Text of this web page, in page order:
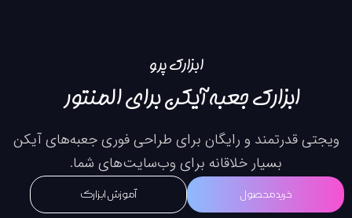
جعبه آیکن برای المنتور
و رایگان برای طراحی فوری جعبه‌های آیکن
بسیار خلاقانه برای وب‌سایت‌های شما.
خرید محصول آموزش ابزارک